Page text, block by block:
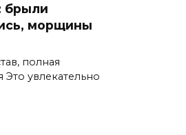
брыли
морщины
полная
Это увлекательно